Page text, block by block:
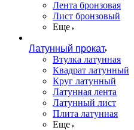
Лента бронзовая
Лист бронзовый
Еще
Латунный прокат
Втулка латунная
Квадрат латунный
Круг латунный
Латунная лента
Латунный лист
Плита латунная
Еще